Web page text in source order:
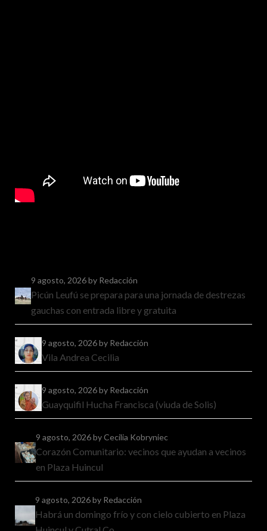
9 agosto, 2026by Redacción
Picún Leufú se prepara para una jornada de destrezas
gauchas con entrada libre y gratuita
9 agosto, 2026by Redacción
Vila Andrea Cecilia
9 agosto, 2026by Redacción
Guayquifil Hucha Francisca (viuda de Solis)
9 agosto, 2026by Cecilia Kobryniec
Corazón Comunitario: vecinos que ayudan a vecinos
en Plaza Huincul
9 agosto, 2026by Redacción
Habrá un domingo frío y con cielo cubierto en Plaza